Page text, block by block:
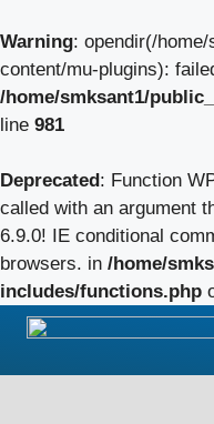
Warning: opendir(/
content/mu-plugins):
/home/smksant1/
line 981
Deprecated: Function
called with an argument
6.9.0! IE conditional
browsers. in /home/
includes/functions.php